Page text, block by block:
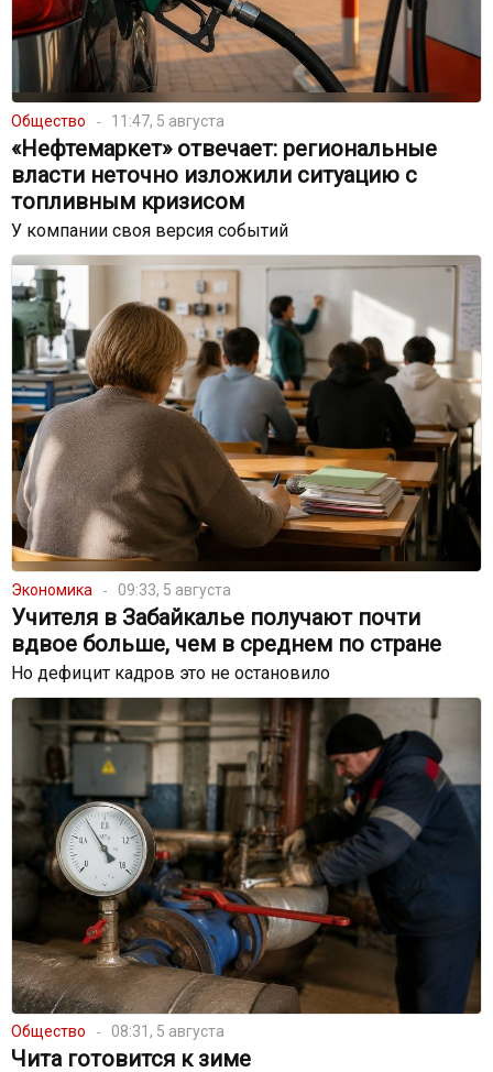
Общество 11:47, 5 августа
«Нефтемаркет» отвечает: региональные
власти неточно изложили ситуацию с
топливным кризисом
У компании своя версия событий
Экономика 09:33, 5 августа
Учителя в Забайкалье получают почти
вдвое больше, чем в среднем по стране
Но дефицит кадров это не остановило
Общество 08:31, 5 августа
Чита готовится к зиме